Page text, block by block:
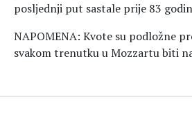
posljednji put sastale prije 83
NAPOMENA: Kvote su podložne
svakom trenutku u Mozzartu biti